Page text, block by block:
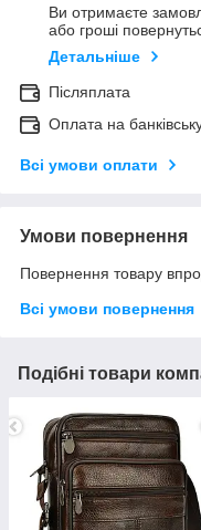
Ви отримаєте
або гроші
Детальніше
Післяплата
Оплата на
Всі умови оплати
Умови повернення
Повернення товару
Всі умови повернення
Подібні товари